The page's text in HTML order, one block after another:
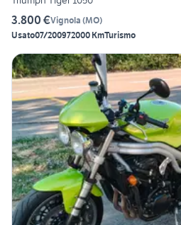
3.800 €Vignola (MO)
Usato07/200972000 KmTurismo